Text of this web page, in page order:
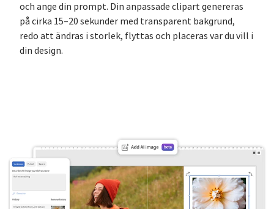
och ange din prompt. Din anpassade clipart genereras
på cirka 15–20 sekunder med transparent bakgrund,
redo att ändras i storlek, flyttas och placeras var du vill i
din design.